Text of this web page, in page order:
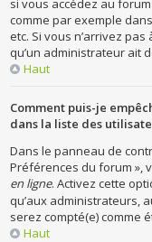
si vous accédez au
comme par exemple
etc. Si vous n’arrivez
qu’un administrateur ait
Haut
Comment puis-je
dans la liste des
Dans le panneau de
Préférences du forum »,
en ligne. Activez cette
qu’aux administrateurs,
serez compté(e) comme
Haut